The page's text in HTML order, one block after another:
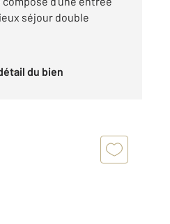
séjour double
du bien